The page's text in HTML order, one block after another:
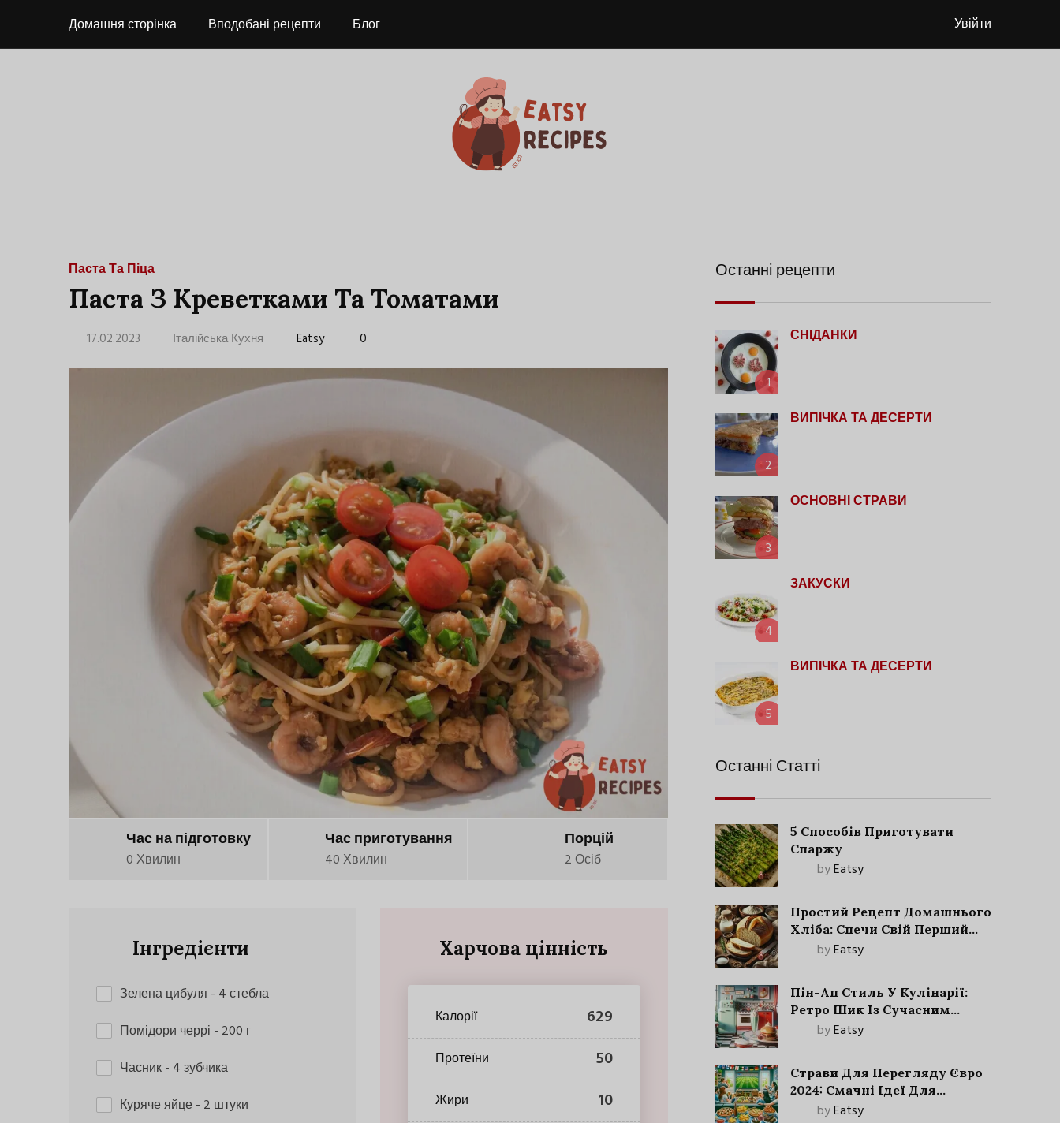
Домашня сторінка Вподобані рецепти Блог Увійти
Паста Та Піца
Паста З Креветками Та Томатами
17.02.2023 Італійська Кухня Eatsy 0
Час на підготовку
0 Хвилин
Час приготування
40 Хвилин
Порцій
2 Осіб
Інгредієнти
Зелена цибуля - 4 стебла
Помідори черрі - 200 г
Часник- 4 зубчика
Куряче яйце- 2 штуки
Харчова цінність
Калорії 629
Протеїни 50
Жири 10
Останні рецепти
1
СНІДАНКИ
2
ВИПІЧКА ТА ДЕСЕРТИ
3
ОСНОВНІ СТРАВИ
4
ЗАКУСКИ
5
ВИПІЧКА ТА ДЕСЕРТИ
Останні Статті
5 Способів Приготувати
Спаржу
byEatsy
Простий Рецепт Домашнього
Хліба: Спечи Свій Перший
Запашний Хліб!
byEatsy
Пін-Ап Стиль У Кулінарії:
Ретро Шик Із Сучасним
Акцентом
byEatsy
Страви Для Перегляду Євро
2024: Смачні Ідеї Для
Футбольного Свята
byEatsy